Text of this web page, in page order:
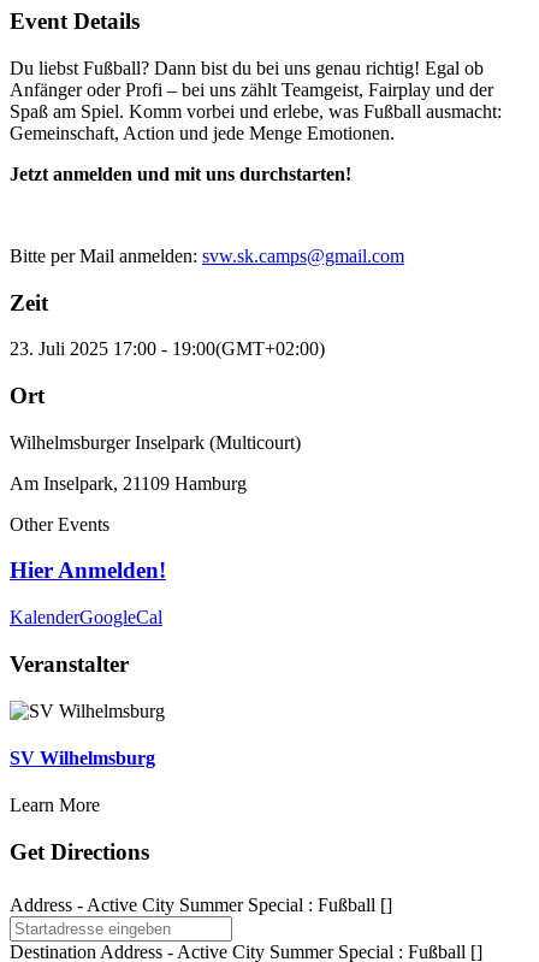
Event Details
Du liebst Fußball? Dann bist du bei uns genau richtig! Egal ob
Anfänger oder Profi – bei uns zählt Teamgeist, Fairplay und der
Spaß am Spiel. Komm vorbei und erlebe, was Fußball ausmacht:
Gemeinschaft, Action und jede Menge Emotionen.
Jetzt anmelden und mit uns durchstarten!
Bitte per Mail anmelden: svw.sk.camps@gmail.com
Zeit
23. Juli 2025 17:00 - 19:00(GMT+02:00)
Ort
Wilhelmsburger Inselpark (Multicourt)
Am Inselpark, 21109 Hamburg
Other Events
Hier Anmelden!
KalenderGoogleCal
Veranstalter
SV Wilhelmsburg
Learn More
Get Directions
Address - Active City Summer Special : Fußball []
Destination Address - Active City Summer Special : Fußball []